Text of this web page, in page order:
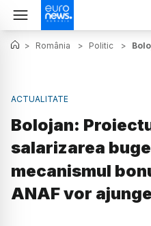
> România > Politic >
ACTUALITATE
Bolojan:
salarizarea
mecanismul
ANAF vor